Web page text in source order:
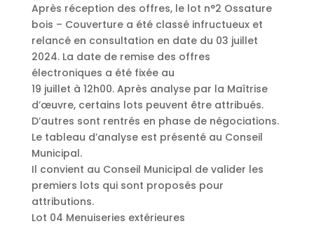
Après réception des offres, le lot n°2 Ossature
bois – Couverture a été classé infructueux et
relancé en consultation en date du 03 juillet
2024. La date de remise des offres
électroniques a été fixée au
19 juillet à 12h00. Après analyse par la Maîtrise
d’œuvre, certains lots peuvent être attribués.
D’autres sont rentrés en phase de négociations.
Le tableau d’analyse est présenté au Conseil
Municipal.
Il convient au Conseil Municipal de valider les
premiers lots qui sont proposés pour
attributions.
Lot 04 Menuiseries extérieures